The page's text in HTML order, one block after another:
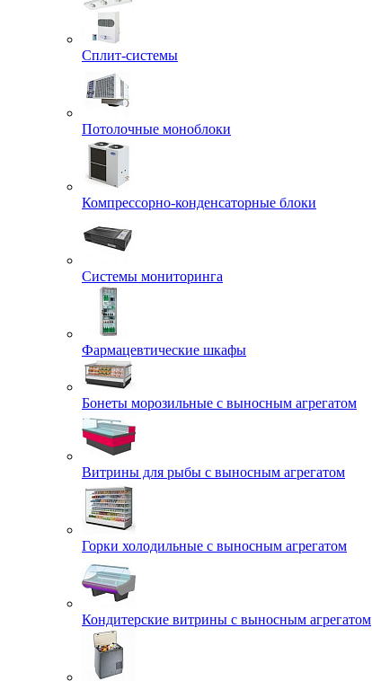
Сплит-системы
Потолочные моноблоки
Компрессорно-конденсаторные блоки
Системы мониторинга
Фармацевтические шкафы
Бонеты морозильные с выносным агрегатом
Витрины для рыбы с выносным агрегатом
Горки холодильные с выносным агрегатом
Кондитерские витрины с выносным агрегатом